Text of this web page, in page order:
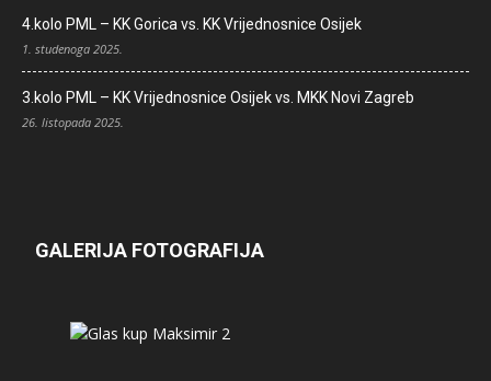
4.kolo PML – KK Gorica vs. KK Vrijednosnice Osijek
1. studenoga 2025.
3.kolo PML – KK Vrijednosnice Osijek vs. MKK Novi Zagreb
26. listopada 2025.
GALERIJA FOTOGRAFIJA